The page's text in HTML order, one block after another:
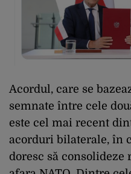
Acordul, care se
semnate între cele
este cel mai recent
acorduri bilaterale, în
doresc să